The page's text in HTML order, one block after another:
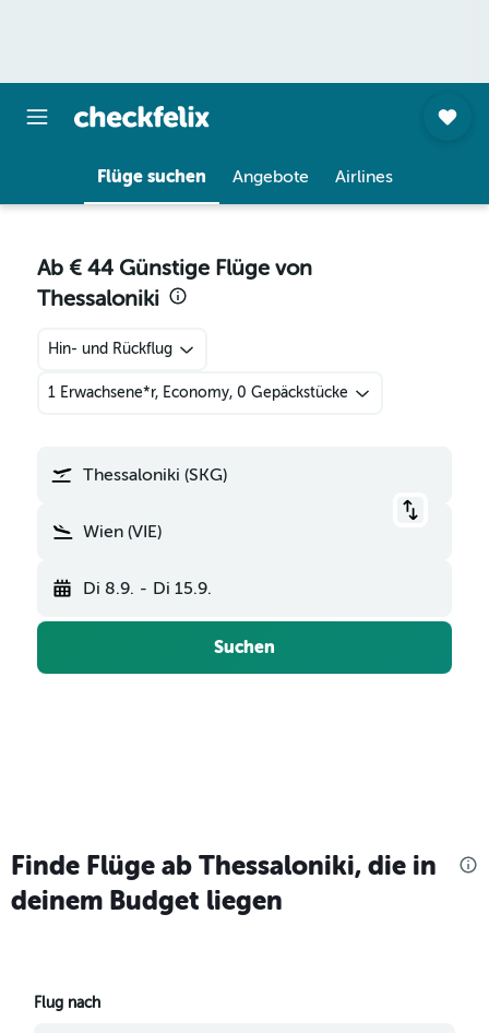
Flüge suchen Angebote Airlines
Ab € 44 Günstige Flüge von
Thessaloniki
Hin- und Rückflug
1 Erwachsene*r, Economy, 0 Gepäckstücke
Thessaloniki (SKG)
Wien (VIE)
Di 8.9. - Di 15.9.
Suchen
Finde Flüge ab Thessaloniki, die in
deinem Budget liegen
Flug nach